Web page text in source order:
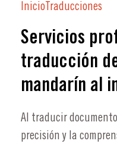
Inicio Traducciones
Servicios
traducción
mandarín al
Al traducir
precisión y la